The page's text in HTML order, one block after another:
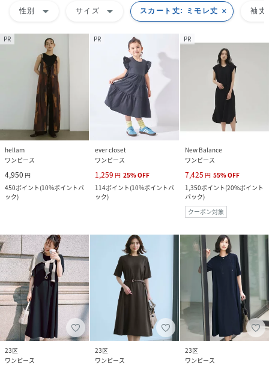
性別 arrow_drop_down サイズ arrow_drop_down スカート丈: ミモレ丈 袖丈
PR
hellam
ワンピース
4,950 円
450ポイント(10%ポイントバ
ック)
PR
ever closet
ワンピース
1,259 円 25%OFF
114ポイント(10%ポイントバ
ック)
PR
New Balance
ワンピース
7,425 円 55%OFF
1,350ポイント(20%ポイント
バック)
クーポン対象
23区
ワンピース
23区
ワンピース
23区
ワンピース